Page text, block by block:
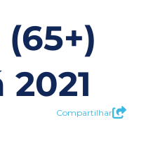
Compartilhar